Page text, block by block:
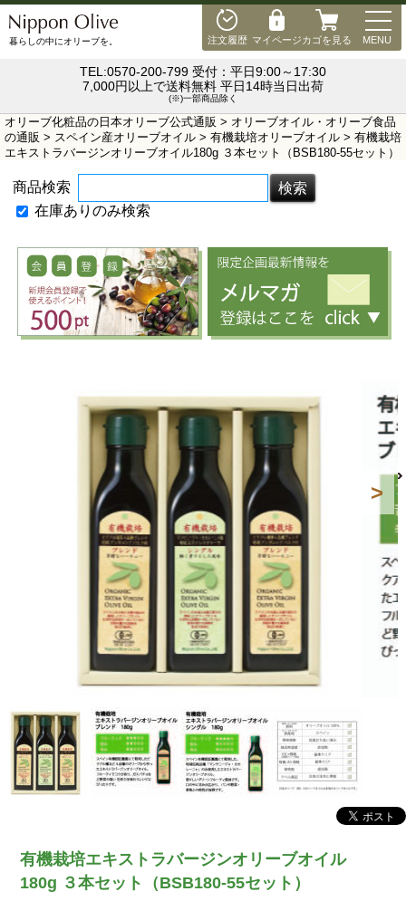
注文履歴 マイページカゴを見る MENU
暮らしの中にオリーブを。
TEL:0570-200-799 受付：平日9:00～17:30
7,000円以上で送料無料 平日14時当日出荷
(※)一部商品除く
オリーブ化粧品の日本オリーブ公式通販 > オリーブオイル・オリーブ食品
の通販 > スペイン産オリーブオイル > 有機栽培オリーブオイル > 有機栽培
エキストラバージンオリーブオイル180g ３本セット（BSB180-55セット）
商品検索
在庫ありのみ検索
有機栽培エキストラバージンオリーブオイル
180g ３本セット（BSB180-55セット）